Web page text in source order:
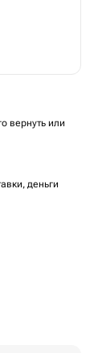
вернуть или
деньги